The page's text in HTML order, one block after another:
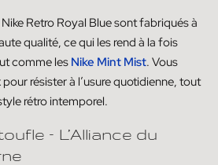
Retro Royal Blue sont fabriqués à
qualité, ce qui les rend à la fois
comme les Nike Mint Mist. Vous
résister à l’usure quotidienne, tout
rétro intemporel.
– L’Alliance du